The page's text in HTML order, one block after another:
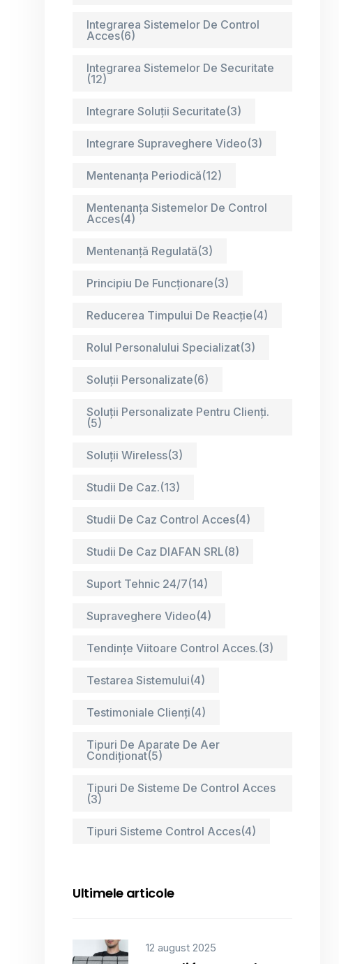
Integrarea Sistemelor De Control
Acces(6)
Integrarea Sistemelor De Securitate
(12)
Integrare Soluții Securitate(3)
Integrare Supraveghere Video(3)
Mentenanța Periodică(12)
Mentenanța Sistemelor De Control
Acces(4)
Mentenanță Regulată(3)
Principiu De Funcționare(3)
Reducerea Timpului De Reacție(4)
Rolul Personalului Specializat(3)
Soluții Personalizate(6)
Soluții Personalizate Pentru Clienți.
(5)
Soluții Wireless(3)
Studii De Caz.(13)
Studii De Caz Control Acces(4)
Studii De Caz DIAFAN SRL(8)
Suport Tehnic 24/7(14)
Supraveghere Video(4)
Tendințe Viitoare Control Acces.(3)
Testarea Sistemului(4)
Testimoniale Clienți(4)
Tipuri De Aparate De Aer
Condiționat(5)
Tipuri De Sisteme De Control Acces
(3)
Tipuri Sisteme Control Acces(4)
Ultimele articole
12 august 2025